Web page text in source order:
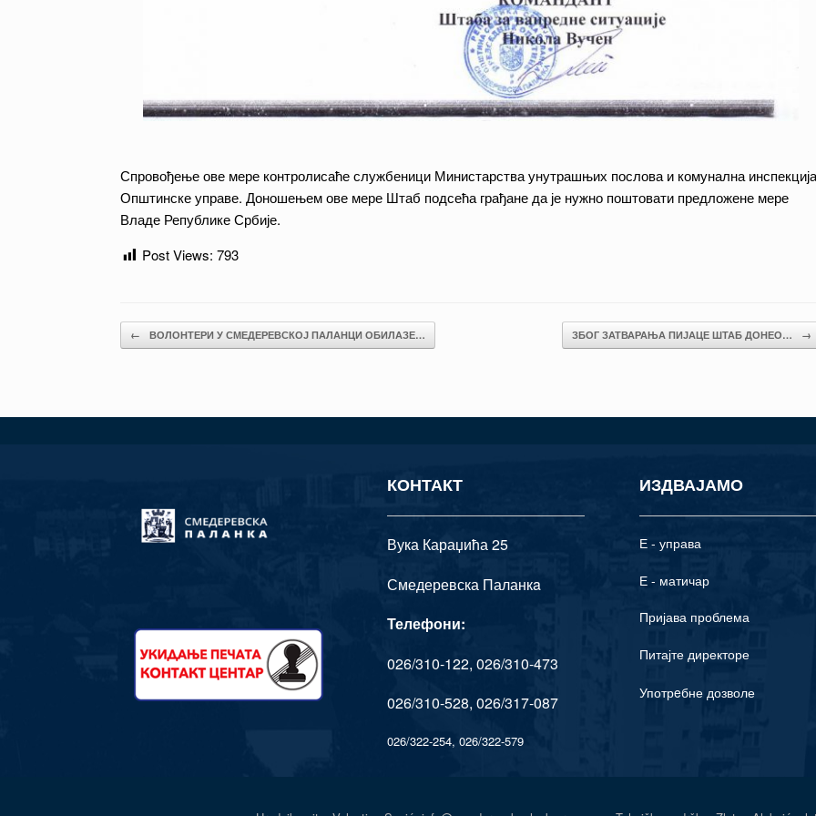
Спровођење ове мере контролисаће службеници Министарства унутрашњих послова и комунална инспекција
Општинске управе. Доношењем ове мере Штаб подсећа грађане да је нужно поштовати предложене мере
Владе Републике Србије.
Post Views: 793
Post navigation
← ВОЛОНТЕРИ У СМЕДЕРЕВСКОЈ ПАЛАНЦИ ОБИЛАЗЕ… ЗБОГ ЗАТВАРАЊА ПИЈАЦЕ ШТАБ ДОНЕО… →
КОНТАКТ
Вука Караџића 25
Смедеревска Паланкa
Телефони:
026/310-122, 026/310-473
026/310-528, 026/317-087
026/322-254, 026/322-579
ИЗДВАЈАМО
Е - управа
Е - матичар
Пријава проблема
Питајте директоре
Употрeбне дозволе